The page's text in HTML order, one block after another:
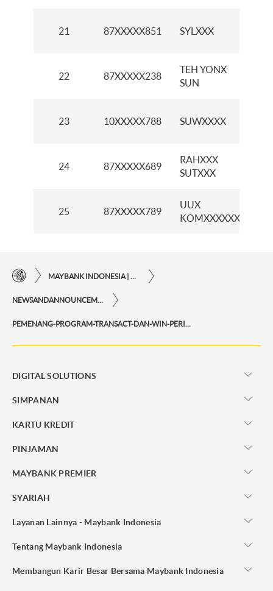
21 87XXXXX851 SYLXXX
22 87XXXXX238
TEH YONX
SUN
23 10XXXXX788 SUWXXXX
24 87XXXXX689
RAHXXX
SUTXXX
25 87XXXXX789
UUX
KOMXXXXXXX
DIGITAL SOLUTIONS
SIMPANAN
KARTU KREDIT
PINJAMAN
MAYBANK PREMIER
SYARIAH
Layanan Lainnya - Maybank Indonesia
Tentang Maybank Indonesia
Membangun Karir Besar Bersama Maybank Indonesia